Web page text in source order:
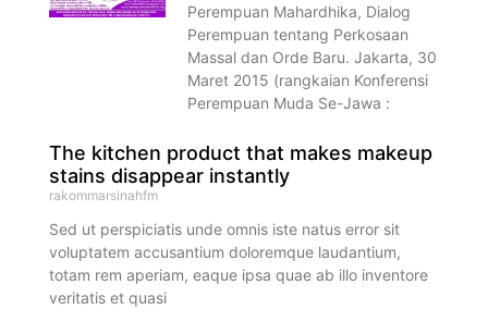
Perempuan Mahardhika, Dialog
Perempuan tentang Perkosaan
Massal dan Orde Baru. Jakarta, 30
Maret 2015 (rangkaian Konferensi
Perempuan Muda Se-Jawa :
The kitchen product that makes makeup
stains disappear instantly
rakommarsinahfm
Sed ut perspiciatis unde omnis iste natus error sit
voluptatem accusantium doloremque laudantium,
totam rem aperiam, eaque ipsa quae ab illo inventore
veritatis et quasi